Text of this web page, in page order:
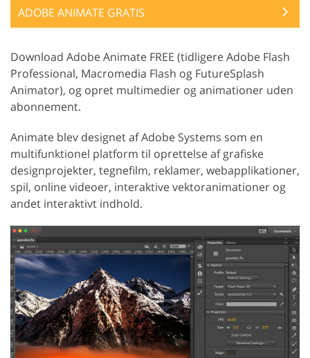
ADOBE ANIMATE GRATIS
Download Adobe Animate FREE (tidligere Adobe Flash
Professional, Macromedia Flash og FutureSplash
Animator), og opret multimedier og animationer uden
abonnement.
Animate blev designet af Adobe Systems som en
multifunktionel platform til oprettelse af grafiske
designprojekter, tegnefilm, reklamer, webapplikationer,
spil, online videoer, interaktive vektoranimationer og
andet interaktivt indhold.